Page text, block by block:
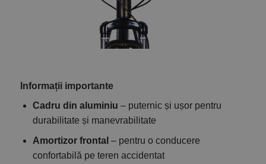
Informații importante
Cadru din aluminiu – puternic și ușor pentru
durabilitate și manevrabilitate
Amortizor frontal – pentru o conducere
confortabilă pe teren accidentat